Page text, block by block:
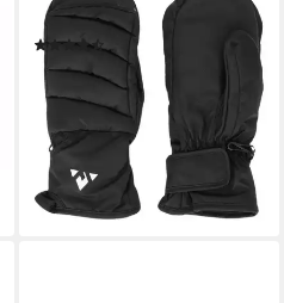
Funktionsmembran
(12)
31,95 €
lieferbar - in 2-3 Werktagen bei dir